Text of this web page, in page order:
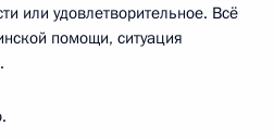
или удовлетворительное. Всё
помощи, ситуация